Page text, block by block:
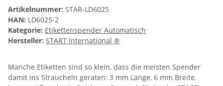
Artikelnummer: STAR-LD6025
HAN: LD6025-2
Kategorie: Etikettenspender Automatisch
Hersteller: START International ®
Manche Etiketten sind so klein, dass die meisten Spender
damit ins Straucheln geraten: 3 mm Länge, 6 mm Breite,